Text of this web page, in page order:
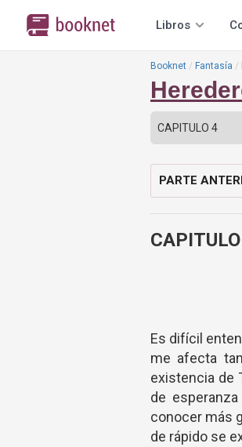
Libros
Booknet Fantasía
PARTE
Es difícil
me afecta
existencia de
de
conocer más
de rápido se